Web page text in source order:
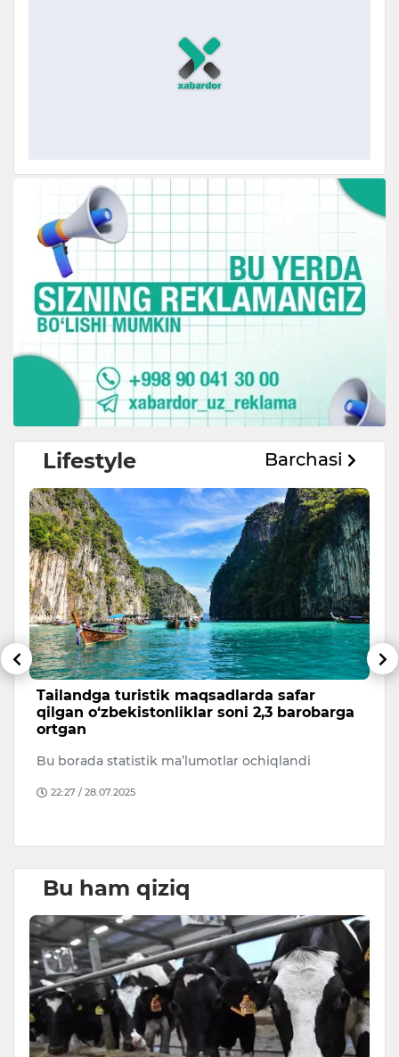
Lifestyle Barchasi
Tailandga turistik maqsadlarda safar
qilgan o‘zbekistonliklar soni 2,3 barobarga
ortgan
Bu borada statistik ma’lumotlar ochiqlandi
22:27 / 28.07.2025
Bu ham qiziq